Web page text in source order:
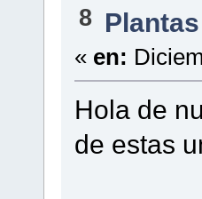
8
« en:
Hola de
de estas